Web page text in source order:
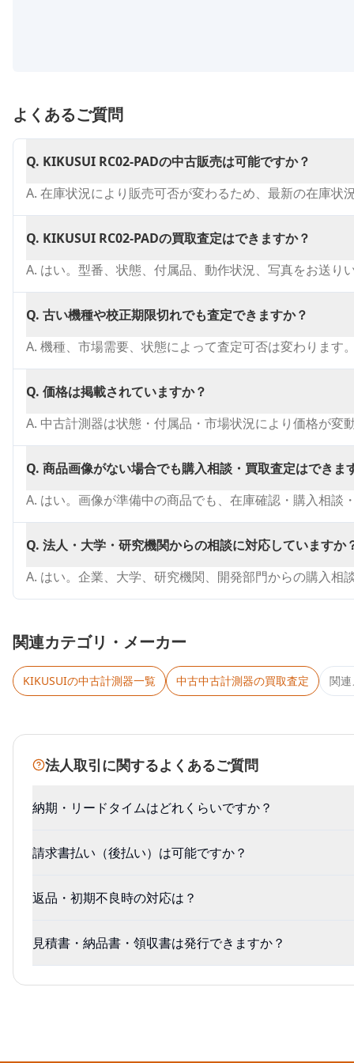
よくあるご質問
Q. KIKUSUI RC02-PADの中古販売は可能ですか？
A. 在庫状況により販売可否が変わるため、最新の在庫状
Q. KIKUSUI RC02-PADの買取査定はできますか？
A. はい。型番、状態、付属品、動作状況、写真をお送
Q. 古い機種や校正期限切れでも査定できますか？
A. 機種、市場需要、状態によって査定可否は変わります
Q. 価格は掲載されていますか？
A. 中古計測器は状態・付属品・市場状況により価格が変
Q. 商品画像がない場合でも購入相談・買取査定はできま
A. はい。画像が準備中の商品でも、在庫確認・購入相
Q. 法人・大学・研究機関からの相談に対応していますか
A. はい。企業、大学、研究機関、開発部門からの購入
関連カテゴリ・メーカー
KIKUSUIの中古計測器一覧 中古中古計測器の買取査定 関
法人取引に関するよくあるご質問
納期・リードタイムはどれくらいですか？
請求書払い（後払い）は可能ですか？
返品・初期不良時の対応は？
見積書・納品書・領収書は発行できますか？